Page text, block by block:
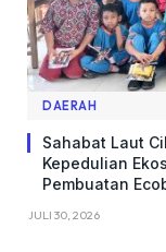
DAERAH
Sahabat Laut
Kepedulian
Pembuatan
JULI 30, 2026